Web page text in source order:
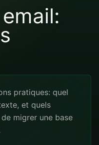
pratiques: quel
et quels
migrer une base